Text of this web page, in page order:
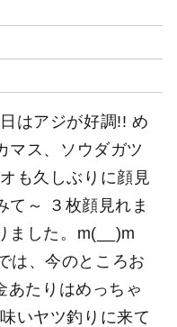
はアジが好調!! め
マス、ソウダガツ
も久しぶりに顔見
て～ ３枚顔見れま
ました。m(__)m
は、今のところお
あたりはめっちゃ
いヤツ釣りに来て